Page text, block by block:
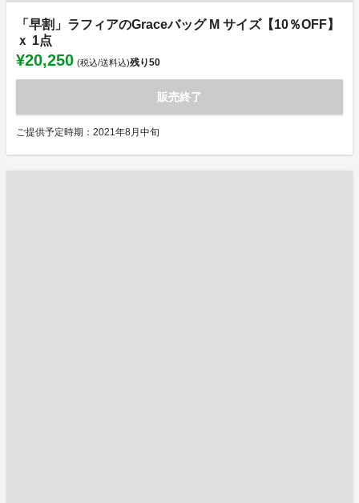
「早割」ラフィアのGraceバッグ M サイズ【10％OFF】
ｘ 1点
¥20,250 (税込/送料込)残り50
販売終了
ご提供予定時期：2021年8月中旬